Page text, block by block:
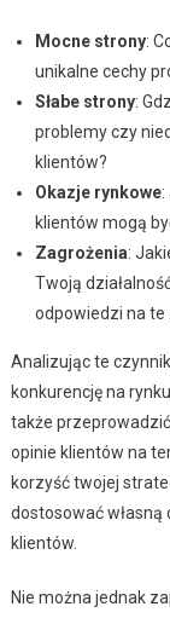
Mocne strony:
unikalne cechy
Słabe strony:
problemy czy
klientów?
Okazje rynkowe:
klientów mogą
Zagrożenia:
Twoją
odpowiedzi na te
Analizując te
konkurencję na
także przeprowadzić
opinie klientów na
korzyść twojej
dostosować własną
klientów.
Nie można jednak